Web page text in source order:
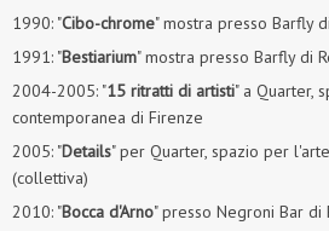
1990: "Cibo-chrome" mostra presso Barfly
1991: "Bestiarium" mostra presso Barfly di
2004-2005: "15 ritratti di artisti" a Quarter,
contemporanea di Firenze
2005: "Details" per Quarter, spazio per
(collettiva)
2010: "Bocca d'Arno" presso Negroni Bar di